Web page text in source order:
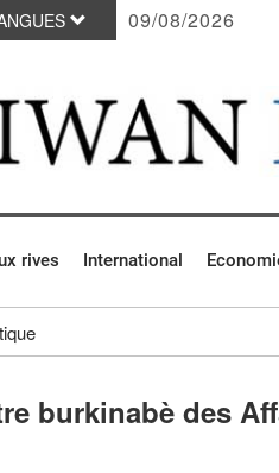
09/08/2026
rives International
burkinabè des